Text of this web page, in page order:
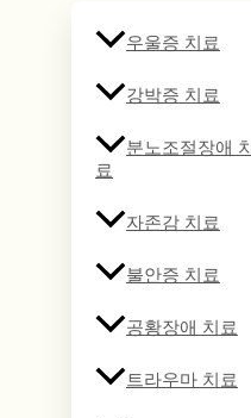
우울증 치료
강박증 치료
분노조절장애
료
자존감 치료
불안증 치료
공황장애 치료
트라우마 치료